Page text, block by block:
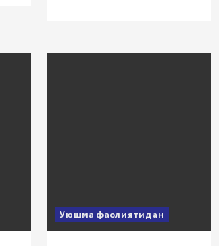
Уюшма фаолиятидан